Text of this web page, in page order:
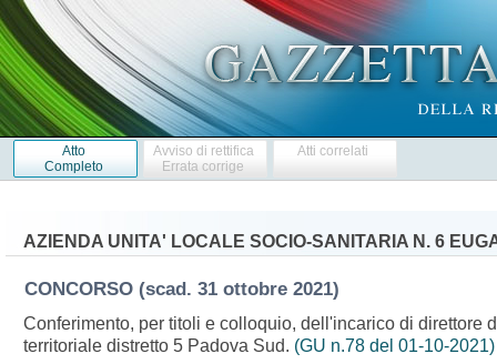
Atto
Completo
Avviso di rettifica
Errata corrige
Atti correlati
AZIENDA UNITA' LOCALE SOCIO-SANITARIA N. 6
CONCORSO (scad. 31 ottobre 2021)
Conferimento, per titoli e colloquio, dell'incarico di direttore
territoriale distretto 5 Padova Sud. (GU n.78 del 01-10-2021)